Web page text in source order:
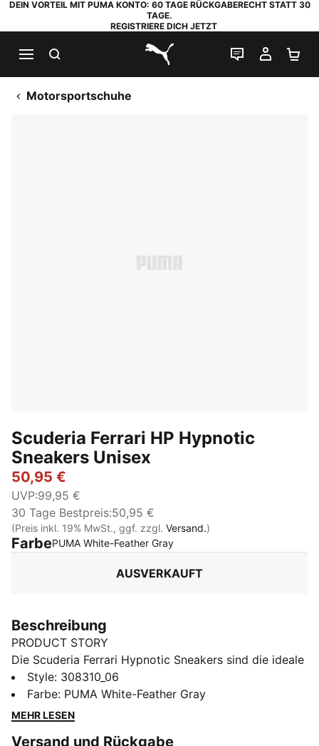
DEIN VORTEIL MIT PUMA KONTO: 60 TAGE RÜCKGABERECHT STATT 30
TAGE.
REGISTRIERE DICH JETZT
PUMA.com
LIVE-CHAT
MEIN
Motorsportschuhe
Scuderia Ferrari HP Hypnotic
Sneakers Unisex
50,95 €
UVP:99,95 €
30 Tage Bestpreis:50,95 €
(Preis inkl. 19% MwSt., ggf. zzgl. Versand.)
FarbePUMA White-Feather Gray:
AUSVERKAUFT
Beschreibung
PRODUCT STORY
Die Scuderia Ferrari Hypnotic Sneakers sind die ideale
Wahl für alle, die Style und Komfort wollen. Die
SOFTRIDE Foam Technologie sorgt den ganzen Tag
für maximalen Komfort, wenn du Besorgungen machst
Style: 308310_06
Farbe: PUMA White-Feather Gray
MEHR LESEN
Versand und Rückgabe